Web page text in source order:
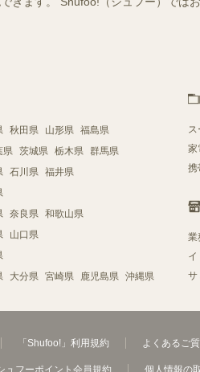
秋田県 山形県 福島県
県 茨城県 栃木県 群馬県
石川県 福井県
奈良県 和歌山県
山口県
大分県 宮崎県 鹿児島県 沖縄県
ス
家
携
業
イ
サ
「Shufoo!」利用規約 よくあるご
ュフーポイント会員規約 個人情報の